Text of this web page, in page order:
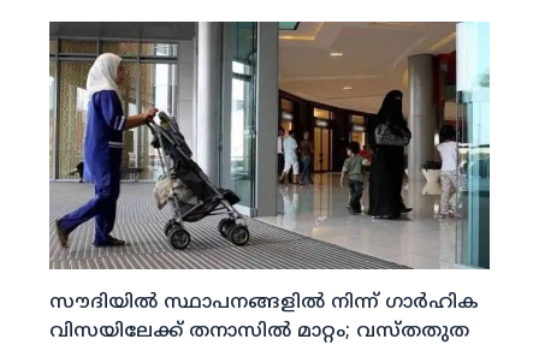
സൗദിയില്‍ സ്ഥാപനങ്ങളില്‍ നിന്ന് ഗാര്‍ഹിക
വിസയിലേക്ക് തനാസില്‍ മാറ്റം; വസ്തതുത